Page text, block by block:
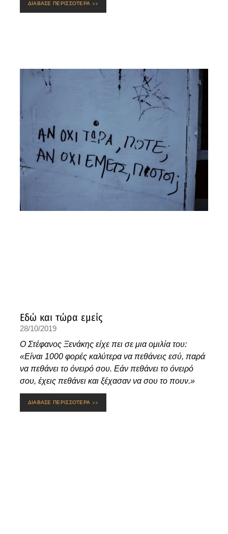
ΔΙΑΒΑΣΕ ΠΕΡΙΣΣΟΤΕΡΑ >>
Εδώ και τώρα εμείς
28/10/2019
Ο Στέφανος Ξενάκης είχε πει σε μια ομιλία του:
«Είναι 1000 φορές καλύτερα να πεθάνεις εσύ, παρά
να πεθάνει το όνειρό σου. Εάν πεθάνει το όνειρό
σου, έχεις πεθάνει και ξέχασαν να σου το πουν.»
ΔΙΑΒΑΣΕ ΠΕΡΙΣΣΟΤΕΡΑ >>